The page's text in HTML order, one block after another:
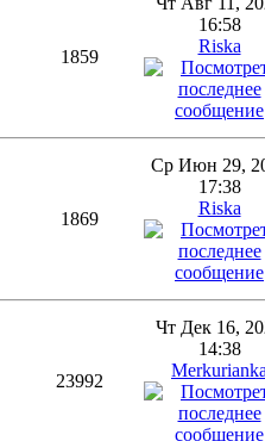
1859
16:58
Riska
1869
Ср Июн 29,
17:38
Riska
23992
Чт Дек 16,
14:38
Merkurianka